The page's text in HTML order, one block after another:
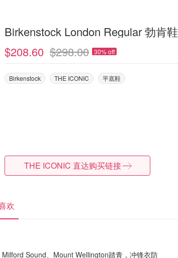
Birkenstock London Regular 勃肯鞋
$208.60 $298.00 30% off
Birkenstock THE ICONIC 平底鞋
THE ICONIC 直达购买链接
欢
Sound、Mount Wellington踏青，冲锋衣防